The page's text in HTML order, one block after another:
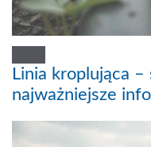
Linia kroplująca
najważniejsze